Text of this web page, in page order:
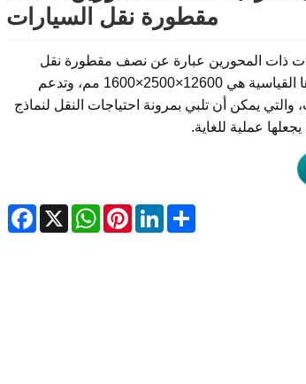
مقطورة نقل السيارات
ذات المحورين عبارة عن نصف مقطورة نقل
سيارات احترافية. أبعادها القياسية هي 12600×2500×1600 مم، وتدعم
يمكن أن تلبي بمرونة احتياجات النقل لنماذج
عملية للغاية.
X
WhatsAppPinterestLinkedInShare